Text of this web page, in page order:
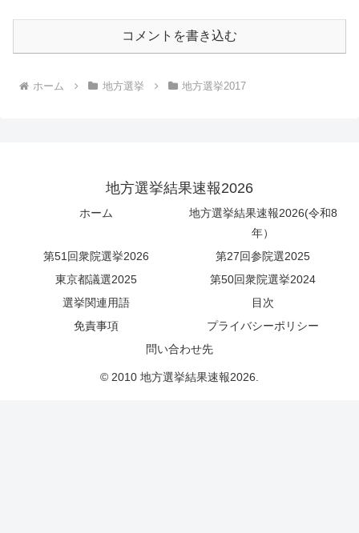
コメントを書き込む
ホーム 地方選挙 地方選挙2017
地方選挙結果速報2026
ホーム
地方選挙結果速報2026(令和8
年）
第51回衆院選挙2026
第27回参院選2025
東京都議選2025
第50回衆院選挙2024
選挙関連用語
目次
免責事項
プライバシーポリシー
問い合わせ先
© 2010 地方選挙結果速報2026.